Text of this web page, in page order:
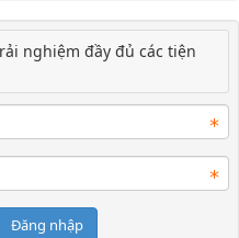
nghiệm đầy đủ các tiện
Đăng nhập